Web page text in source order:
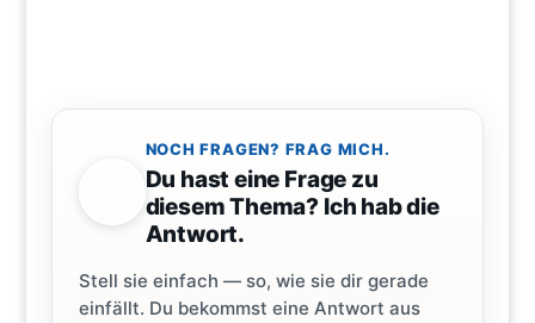
NOCH FRAGEN? FRAG MICH.
Du hast eine Frage zu
diesem Thema? Ich hab die
Antwort.
Stell sie einfach — so, wie sie dir gerade
einfällt. Du bekommst eine Antwort aus